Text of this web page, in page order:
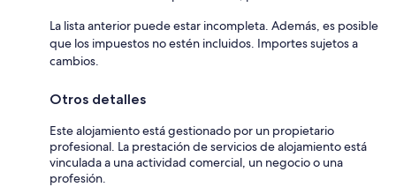
La lista anterior puede estar incompleta. Además, es posible
que los impuestos no estén incluidos. Importes sujetos a
cambios.
Otros detalles
Este alojamiento está gestionado por un propietario
profesional. La prestación de servicios de alojamiento está
vinculada a una actividad comercial, un negocio o una
profesión.